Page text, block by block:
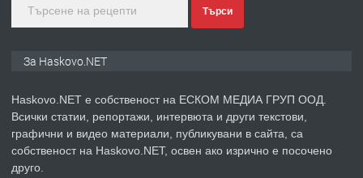
преди 4 дни
ПРЕДЛАГА
НАПЪЛНО ОБЗАВЕДЕН И
Търси
За Haskovo.NET
Haskovo.NET е собственост на ЕСКОМ МЕДИА ГРУП ООД.
Всички статии, репортажи, интервюта и други текстови,
графични и видео материали, публикувани в сайта, са
собственост на Haskovo.NET, освен ако изрично е посочено
друго.